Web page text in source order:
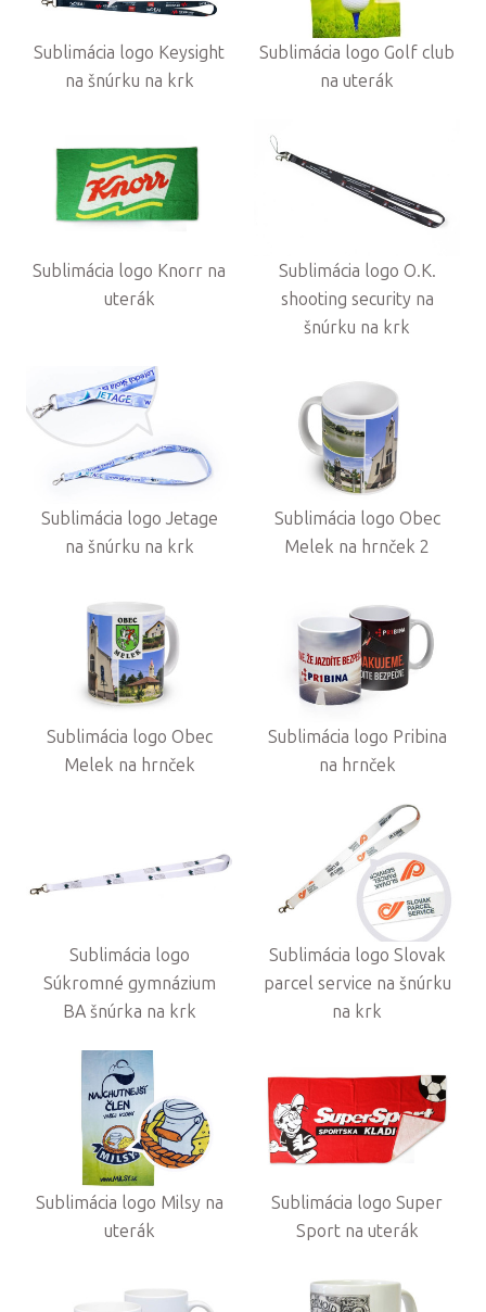
Sublimácia logo Keysight
na šnúrku na krk
Sublimácia logo Golf club
na uterák
Sublimácia logo Knorr na
uterák
Sublimácia logo O.K.
shooting security na
šnúrku na krk
Sublimácia logo Jetage
na šnúrku na krk
Sublimácia logo Obec
Melek na hrnček 2
Sublimácia logo Obec
Melek na hrnček
Sublimácia logo Pribina
na hrnček
Sublimácia logo
Súkromné gymnázium
BA šnúrka na krk
Sublimácia logo Slovak
parcel service na šnúrku
na krk
Sublimácia logo Milsy na
uterák
Sublimácia logo Super
Sport na uterák